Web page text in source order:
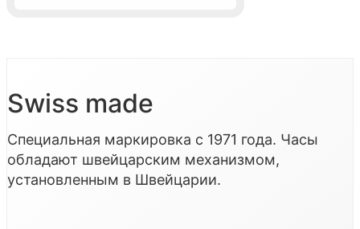
Swiss made
Специальная маркировка с 1971 года. Часы
обладают швейцарским механизмом,
установленным в Швейцарии.